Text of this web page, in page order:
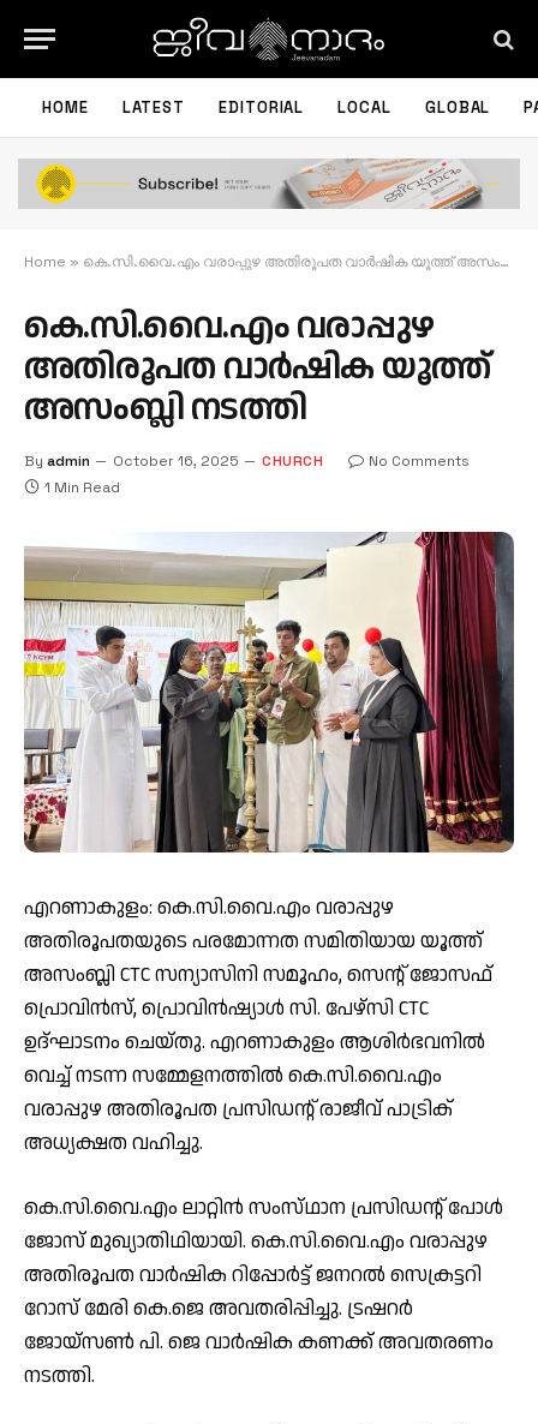
HOME LATEST EDITORIAL LOCAL GLOBAL
Home » കെ.സി.വൈ.എം വരാപ്പുഴ അതിരൂപത വാർഷിക യൂത്ത് അസംബ്ലി നടത്തി
കെ.സി.വൈ.എം വരാപ്പുഴ
അതിരൂപത വാർഷിക യൂത്ത്
അസംബ്ലി നടത്തി
By admin October 16, 2025 CHURCH
No Comments
1 Min Read
എറണാകുളം: കെ.സി.വൈ.എം വരാപ്പുഴ
അതിരൂപതയുടെ പരമോന്നത സമിതിയായ യൂത്ത്
അസംബ്ലി CTC സന്യാസിനി സമൂഹം, സെന്റ് ജോസഫ്
പ്രൊവിൻസ്, പ്രൊവിൻഷ്യാൾ സി. പേഴ്‌സി CTC
ഉദ്ഘാടനം ചെയ്തു. എറണാകുളം ആശിർഭവനിൽ
വെച്ച് നടന്ന സമ്മേളനത്തിൽ കെ.സി.വൈ.എം
വരാപ്പുഴ അതിരൂപത പ്രസിഡന്റ് രാജീവ് പാട്രിക്
അധ്യക്ഷത വഹിച്ചു.
കെ.സി.വൈ.എം ലാറ്റിൻ സംസ്‌ഥാന പ്രസിഡന്റ് പോൾ
ജോസ് മുഖ്യാതിഥിയായി. കെ.സി.വൈ.എം വരാപ്പുഴ
അതിരൂപത വാർഷിക റിപ്പോർട്ട് ജനറൽ സെക്രട്ടറി
റോസ് മേരി കെ.ജെ അവതരിപ്പിച്ചു. ട്രഷറർ
ജോയ്‌സൺ പി. ജെ വാർഷിക കണക്ക് അവതരണം
നടത്തി.